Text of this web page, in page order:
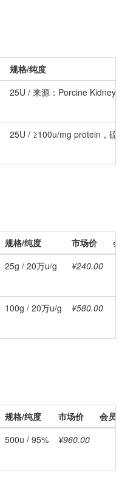
规格/纯度
25U / 来源：Porcine Kidney
25U / ≥100u/mg protein，硫
规格/纯度 市场价
会
25g / 20万u/g ¥240.00
100g / 20万u/g ¥580.00
规格/纯度 市场价
会员价
500u / 95% ¥960.00